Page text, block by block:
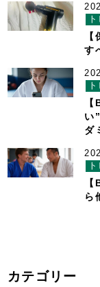
す
い
ダ
ら
カテゴリー